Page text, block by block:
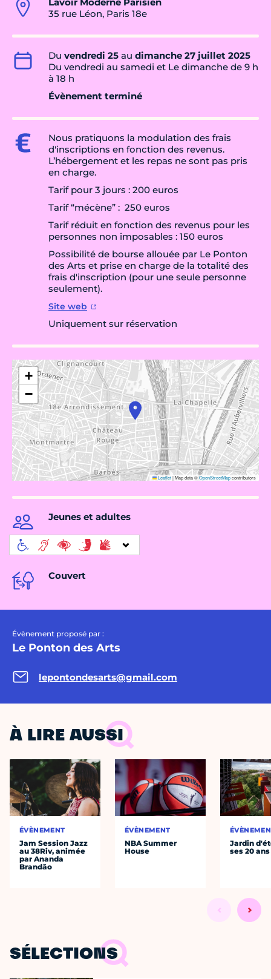
35 rue Léon, Paris 18e
Du vendredi 25 au dimanche 27 juillet 2025
Du vendredi au samedi et Le dimanche de 9 h
à 18 h
Évènement terminé
Nous pratiquons la modulation des frais
d'inscriptions en fonction des revenus.
L’hébergement et les repas ne sont pas pris
en charge.
Tarif pour 3 jours : 200 euros
Tarif “mécène” : 250 euros
Tarif réduit en fonction des revenus pour les
personnes non imposables : 150 euros
Possibilité de bourse allouée par Le Ponton
des Arts et prise en charge de la totalité des
frais d'inscription (pour une seule personne
seulement).
Site web
Uniquement sur réservation
+
−
Leaflet|Map data ©OpenStreetMapcontributors
Jeunes et adultes
Couvert
Évènement proposé par :
Le Ponton des Arts
lepontondesarts@gmail.com
À LIRE AUSSI
ÉVÈNEMENT
Jam Session Jazz
au 38Riv, animée
par Ananda
Brandão
ÉVÈNEMENT
NBA Summer
House
Jardin
ses 20 ans
SÉLECTIONS